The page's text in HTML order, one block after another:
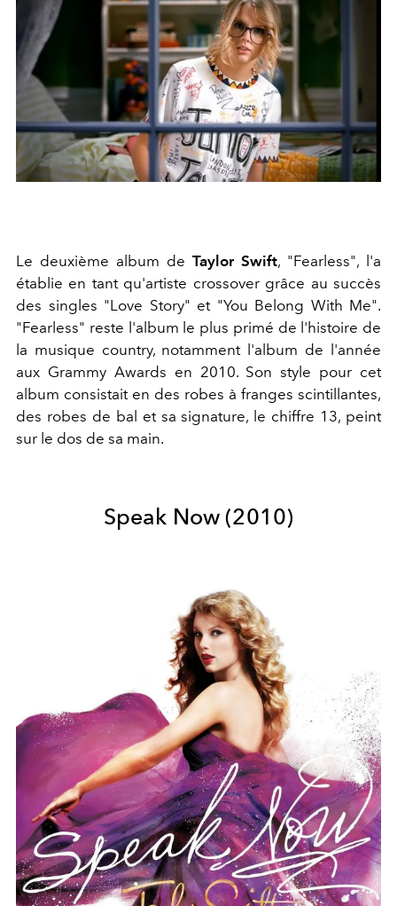
Le deuxième album de Taylor Swift, "Fearless", l'a
établie en tant qu'artiste crossover grâce au succès
des singles "Love Story" et "You Belong With Me".
"Fearless" reste l'album le plus primé de l'histoire de
la musique country, notamment l'album de l'année
aux Grammy Awards en 2010. Son style pour cet
album consistait en des robes à franges scintillantes,
des robes de bal et sa signature, le chiffre 13, peint
sur le dos de sa main.
Speak Now (2010)